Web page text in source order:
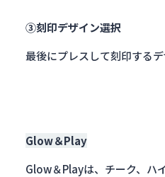
③刻印デザイン選択
最後にプレスして刻印するデ
Glow＆Play
Glow＆Playは、チーク、ハ